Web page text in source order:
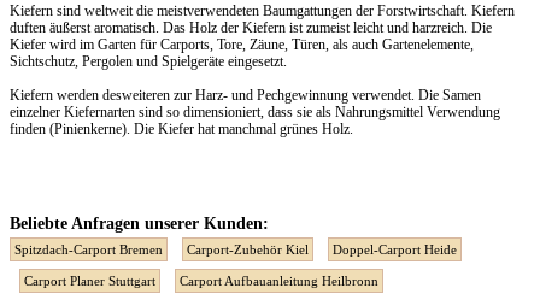
Kiefern sind weltweit die meistverwendeten Baumgattungen der Forstwirtschaft. Kiefern
duften äußerst aromatisch. Das Holz der Kiefern ist zumeist leicht und harzreich. Die
Kiefer wird im Garten für Carports, Tore, Zäune, Türen, als auch Gartenelemente,
Sichtschutz, Pergolen und Spielgeräte eingesetzt.
Kiefern werden desweiteren zur Harz- und Pechgewinnung verwendet. Die Samen
einzelner Kiefernarten sind so dimensioniert, dass sie als Nahrungsmittel Verwendung
finden (Pinienkerne). Die Kiefer hat manchmal grünes Holz.
Beliebte Anfragen unserer Kunden:
Spitzdach-Carport Bremen Carport-Zubehör Kiel Doppel-Carport Heide
Carport Planer Stuttgart Carport Aufbauanleitung Heilbronn